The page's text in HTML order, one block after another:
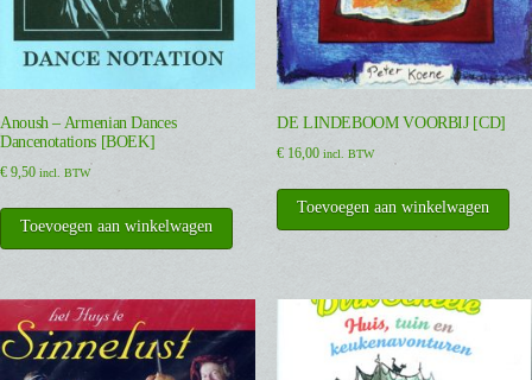
Anoush – Armenian Dances
Dancenotations [BOEK]
€ 9,50 incl. BTW
Toevoegen aan winkelwagen
DE LINDEBOOM VOORBIJ [CD]
€16,00 incl. BTW
Toevoegen aan winkelwagen